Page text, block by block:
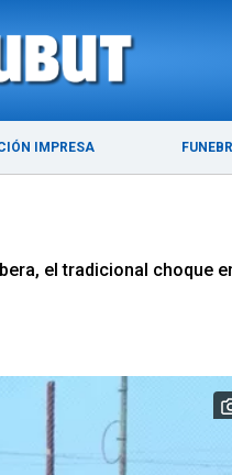
IMPRESA
PUERTO MADRYN
el tradicional